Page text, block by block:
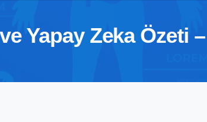
Yapay Zeka Özeti